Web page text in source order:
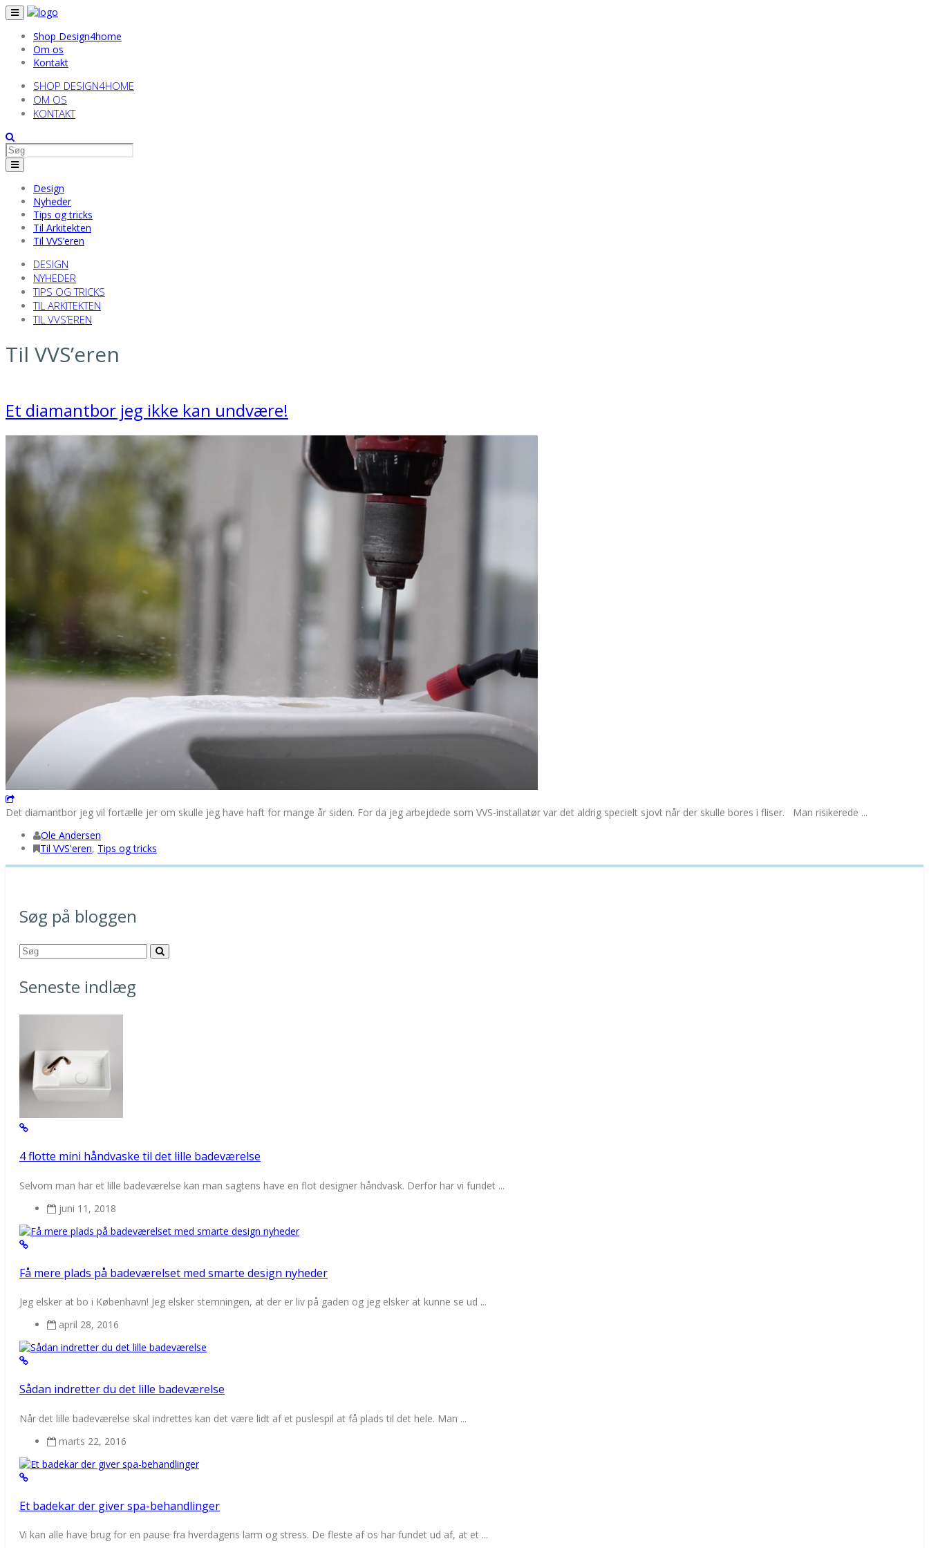
Shop Design4home
Om os
Kontakt
SHOP DESIGN4HOME
OM OS
KONTAKT
Design
Nyheder
Tips og tricks
Til Arkitekten
Til VVS’eren
DESIGN
NYHEDER
TIPS OG TRICKS
TIL ARKITEKTEN
TIL VVS’EREN
Til VVS’eren
Et diamantbor jeg ikke kan undvære!
Det diamantbor jeg vil fortælle jer om skulle jeg have haft for mange år siden. For da jeg arbejdede som VVS-installatør var det aldrig specielt sjovt når der skulle bores i fliser. Man risikerede ...
Ole Andersen
Til VVS'eren, Tips og tricks
Søg på bloggen
Seneste indlæg
4 flotte mini håndvaske til det lille badeværelse
Selvom man har et lille badeværelse kan man sagtens have en flot designer håndvask. Derfor har vi fundet ...
juni 11, 2018
Få mere plads på badeværelset med smarte design nyheder
Jeg elsker at bo i København! Jeg elsker stemningen, at der er liv på gaden og jeg elsker at kunne se ud ...
april 28, 2016
Sådan indretter du det lille badeværelse
Når det lille badeværelse skal indrettes kan det være lidt af et puslespil at få plads til det hele. Man ...
marts 22, 2016
Et badekar der giver spa-behandlinger
Vi kan alle have brug for en pause fra hverdagens larm og stress. De fleste af os har fundet ud af, at et ...